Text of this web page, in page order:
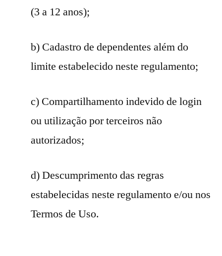
(3 a 12 anos);
b) Cadastro de dependentes além do
limite estabelecido neste regulamento;
c) Compartilhamento indevido de login
ou utilização por terceiros não
autorizados;
d) Descumprimento das regras
estabelecidas neste regulamento e/ou nos
Termos de Uso.